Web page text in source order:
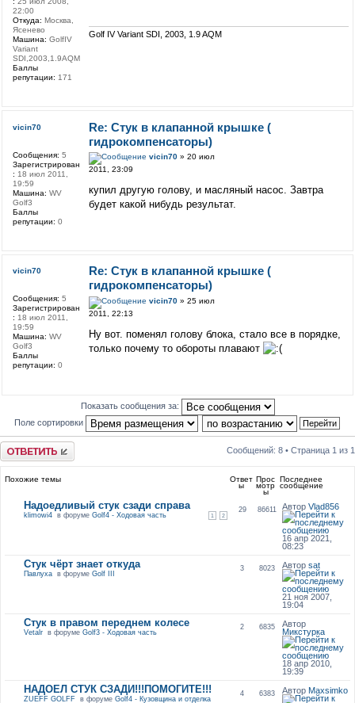
Golf IV Variant SDI, 2003, 1.9 AQM
22:00
Откуда: Москва,
Ясенево
Машина: GolfIV
Variant
SDI,2003,1.9AQM
Баллы
репутации: 171
Re: Стук в клапанной крышке (
гидрокомпенсаторы)
vicin70» 20 июл
2011, 23:09
купил другую голову, и масляный насос. Завтра
будет какой нибудь результат.
vicin70
Сообщения: 5
Зарегистрирован
: 18 июл 2011,
19:59
Машина: WV
Golf3
Баллы
репутации: 0
Re: Стук в клапанной крышке (
гидрокомпенсаторы)
vicin70» 25 июл
2011, 22:13
Ну вот. поменял голову блока, стало все в порядке,
только почему то обороты плавают
vicin70
Сообщения: 5
Зарегистрирован
: 18 июл 2011,
19:59
Машина: WV
Golf3
Баллы
репутации: 0
Показать сообщения за:
Поле сортировки
Ответить Сообщений: 8 • Страница 1 из 1
Похожие темы Ответ
ы
Прос
мотр
ы
Последнее
сообщение
Надоедливый стук сзади справа
1 2
klimowi4в форуме Golf4 - Ходовая часть
29 86611 АвторVlad856
16 апр 2021,
08:23
Стук чёрт знает откуда
Павлухав форуме Golf III
3 8023 Авторsat
21 ноя 2007,
19:04
Стук в правом переднем колесе
Vetalrв форуме Golf3 - Ходовая часть
2 6835
Автор
Микстурка
18 апр 2010,
19:39
НАДОЕЛ СТУК СЗАДИ!!!ПОМОГИТЕ!!!
ZUEFF GOLFF в форуме Golf4 - Кузовщина и отделка
4 6383 Автор Maxsimko